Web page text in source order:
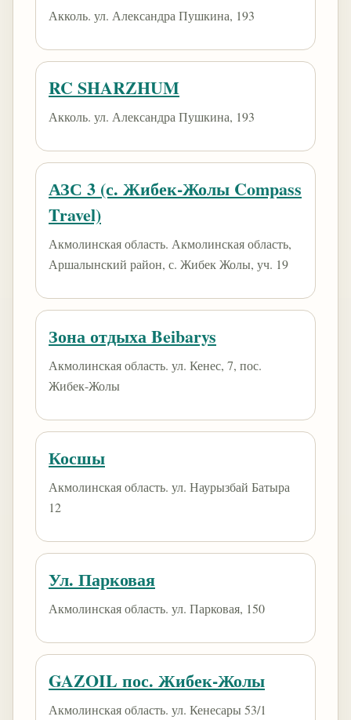
Акколь. ул. Александра Пушкина, 193
RC SHARZHUM
Акколь. ул. Александра Пушкина, 193
АЗС 3 (с. Жибек-Жолы Compass
Travel)
Акмолинская область. Акмолинская область,
Аршалынский район, с. Жибек Жолы, уч. 19
Зона отдыха Beibarys
Акмолинская область. ​ул. Кенес, 7​, пос.
Жибек-Жолы
Косшы
Акмолинская область. ул. Наурызбай Батыра
12
Ул. Парковая
Акмолинская область. ул. Парковая, 150
GAZOIL пос. Жибек-Жолы
Акмолинская область. ул. Кенесары 53/1